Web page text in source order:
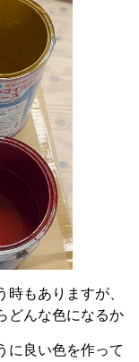
もありますが、
どんな色になるか
に良い色を作って